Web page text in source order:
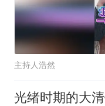
主持人浩然
光绪时期的大